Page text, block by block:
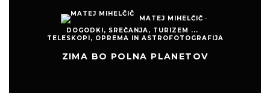
MATEJ MIHELČIČ
TELESKOPI, OPREMA IN ASTROFOTOGRAFIJA
KOMATOVIĆ